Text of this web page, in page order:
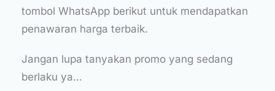
tombol WhatsApp berikut untuk mendapatkan
penawaran harga terbaik.
Jangan lupa tanyakan promo yang sedang
berlaku ya…